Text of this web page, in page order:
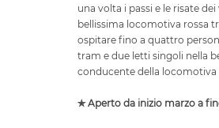
una volta i passi e le risate
bellissima locomotiva rossa
ospitare fino a quattro
tram e due letti singoli nella
conducente della locomotiva
✯ Aperto da inizio marzo a